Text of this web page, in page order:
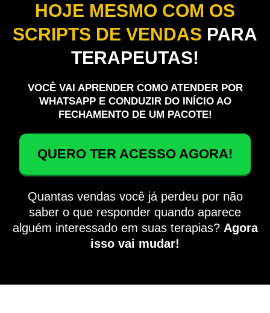
HOJE MESMO COM OS
SCRIPTS DE VENDAS PARA
TERAPEUTAS!
VOCÊ VAI APRENDER COMO ATENDER POR
WHATSAPP E CONDUZIR DO INÍCIO AO
FECHAMENTO DE UM PACOTE!
QUERO TER ACESSO AGORA!
Quantas vendas você já perdeu por não
saber o que responder quando aparece
alguém interessado em suas terapias? Agora
isso vai mudar!